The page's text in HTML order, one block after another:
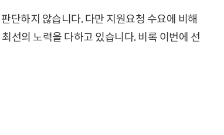
단하지 않습니다. 다만 지원요청 수요에 비해
선의 노력을 다하고 있습니다. 비록 이번에 선